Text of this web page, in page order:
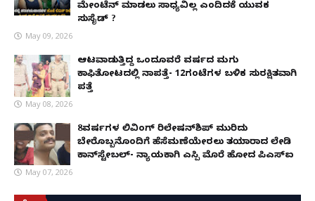
ಮೇಂಟೆನ್ ಮಾಡಲು ಸಾಧ್ಯವಿಲ್ಲ ಎಂದಿದಕ್ಕೆ ಯುವಕ
ಸುಸೈಡ್ ?
May 09, 2026
ಆಟವಾಡುತ್ತಿದ್ದ ಒಂದೂವರೆ ವರ್ಷದ ಮಗು
ಕಾಫಿತೋಟದಲ್ಲಿ ನಾಪತ್ತೆ- 12ಗಂಟೆಗಳ ಬಳಿಕ ಸುರಕ್ಷಿತವಾಗಿ
ಪತ್ತೆ
May 08, 2026
8ವರ್ಷಗಳ ಲಿವಿಂಗ್‌ ರಿಲೇಷನ್‌ಶಿಪ್ ಮುರಿದು
ಬೇರೊಬ್ಬನೊಂದಿಗೆ ಹೆಸೆಮಣೆಯೇರಲು ತಯಾರಾದ ಲೇಡಿ
ಕಾನ್‌ಸ್ಟೇಬಲ್- ನ್ಯಾಯಕ್ಕಾಗಿ ಎಸ್ಪಿ ಮೊರೆ ಹೋದ ಪಿಎಸ್ಐ
May 07, 2026